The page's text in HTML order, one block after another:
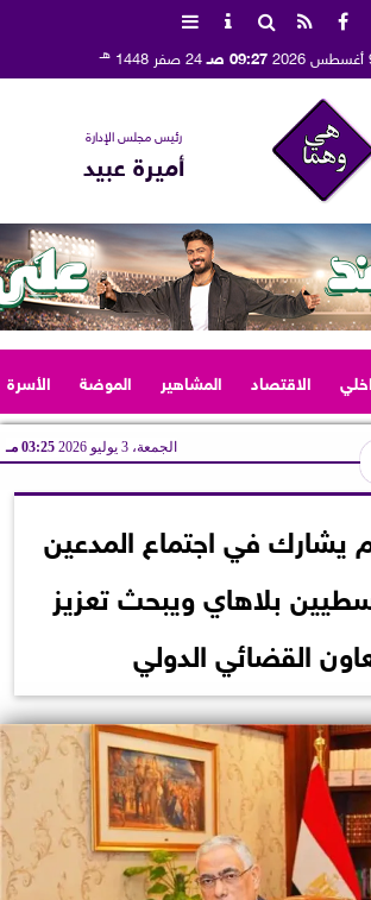
09:27 صـ 24 صفر 1448 هـ
رئيس مجلس الإدارة
أميرة عبيد
الاقتصاد المشاهير الموضة الأسرة
الجمعة، 3 يوليو 2026 03:25 مـ
يشارك في اجتماع المدعين
بلاهاي ويبحث تعزيز
القضائي الدولي